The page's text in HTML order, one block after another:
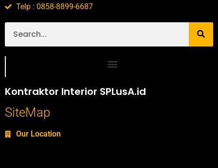
Telp : 0858-8899-6687
Kontraktor Interior SPLusA.id
SiteMap
Our Location